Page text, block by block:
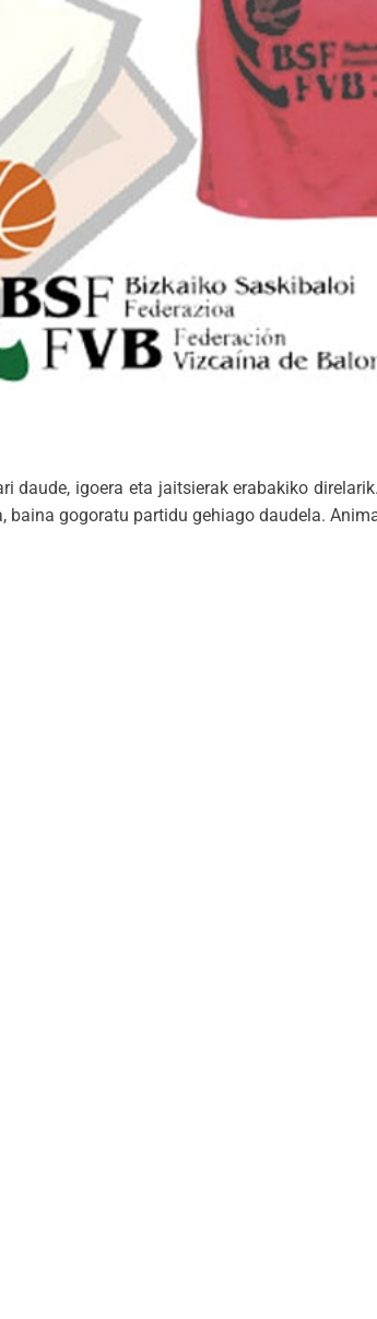
igoera eta jaitsierak erabakiko
baina gogoratu partidu gehiago daudela.